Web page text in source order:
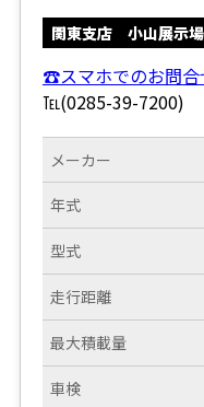
関東支店 小山展示場
☎スマホでのお問合
℡(0285-39-7200)
メーカー
年式
型式
走行距離
最大積載量
車検